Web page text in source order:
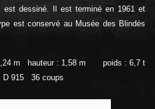
est dessiné. Il est terminé en 1961 et
est conservé au Musée des Blindés
m hauteur : 1,58 m poids : 6,7 t
D 915 36 coups